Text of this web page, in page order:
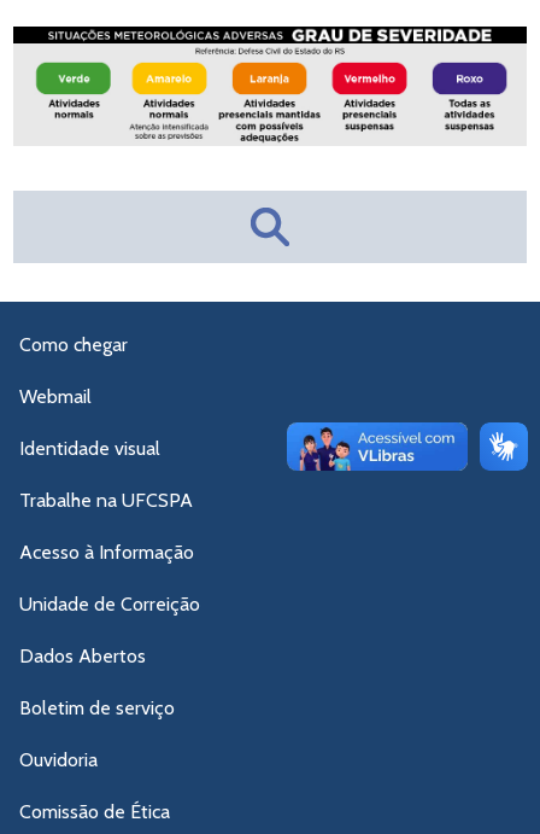
Como chegar
Webmail
Identidade visual
Trabalhe na UFCSPA
Acesso à Informação
Unidade de Correição
Dados Abertos
Boletim de serviço
Ouvidoria
Comissão de Ética